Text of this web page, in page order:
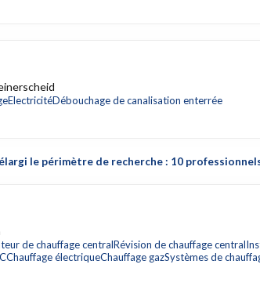
ElectricitéDébouchage de canalisation enterrée
le périmètre de recherche : 10
de chauffage centralRévision de chauffage central
Chauffage électriqueChauffage gazSystèmes de